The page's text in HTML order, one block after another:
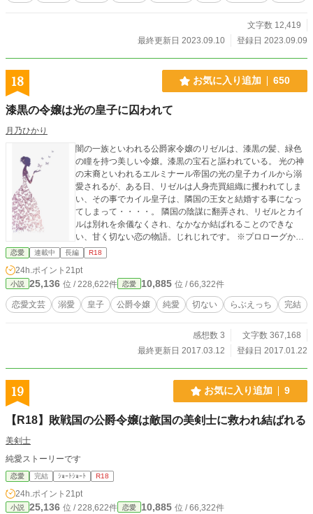
文字数 12,419
最終更新日 2023.09.10
登録日 2023.09.09
18 お気に入り追加 650
漆黒の令嬢は光の皇子に囚われて
月乃ひかり
闇の一族といわれる公爵家令嬢のリゼルは、漆黒の髪、緑色
の瞳を持つ美しい令嬢。漆黒の宝石と謳われている。 光の神
の末裔といわれるエルミナール帝国の光の皇子カイルから溺
愛されるが、ある日、リゼルは人身売買組織に攫われてしま
い、その事でカイル皇子は、隣国の王女と結婚する事になっ
てしまって・・・・。 隣国の陰謀に翻弄され、リゼルとカイ
ルは別れを余儀なくされ、なかなか結ばれることのできな
い、甘く切ない恋の物語。じれじれです。 ※プロローグから
R１８描写あります。 R１８描写のある回は、タイトル後
に＊を入れています。 ★＜初恋編＞は完結しました（ムーン
ライトノベルズでも掲載中）
恋愛 連載中 長編 R18
24h.ポイント 21pt
小説 25,136 位 / 228,622件 恋愛 10,885 位 / 66,322件
恋愛文芸 溺愛 皇子 公爵令嬢 純愛 切ない らぶえっち 完結
感想数 3
文字数 367,168
最終更新日 2017.03.12
登録日 2017.01.22
19 お気に入り追加 9
【R18】敗戦国の公爵令嬢は敵国の美剣士に救われ結ばれる
美剣士
純愛ストーリーです
恋愛 完結 ｼｮｰﾄｼｮｰﾄ R18
24h.ポイント 21pt
小説 25,136 位 / 228,622件 恋愛 10,885 位 / 66,322件